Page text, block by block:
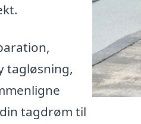
tagløsning,
tagdrøm til